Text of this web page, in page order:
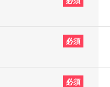
必須
必須